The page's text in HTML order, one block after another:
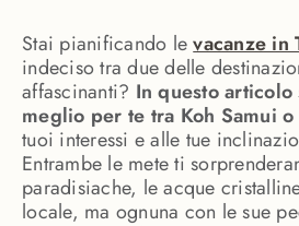
Stai pianificando levacanze in
indeciso tra due delle
affascinanti? In questo
meglio per te tra Koh Samui
tuoi interessi e alle tue
Entrambe le mete ti
paradisiache, le acque
locale, ma ognuna con le sue